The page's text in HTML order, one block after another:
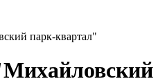
парк-квартал"